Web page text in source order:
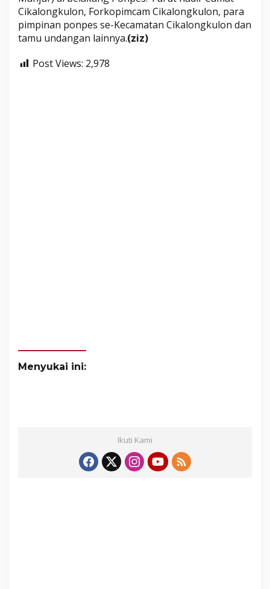
Cikalongkulon, Forkopimcam Cikalongkulon, para
pimpinan ponpes se-Kecamatan Cikalongkulon dan
tamu undangan lainnya.(ziz)
Post Views: 2,978
Menyukai ini:
Ikuti Kami